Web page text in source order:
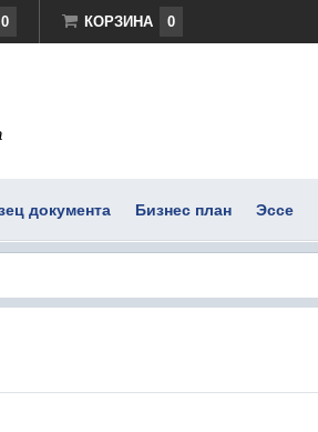
0 КОРЗИНА 0
документа Бизнес план Эссе